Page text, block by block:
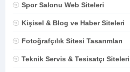
Spor Salonu Web Siteleri
Kişisel & Blog ve Haber Siteleri
Fotoğrafçılık Sitesi Tasarımları
Teknik Servis & Tesisatçı Siteleri